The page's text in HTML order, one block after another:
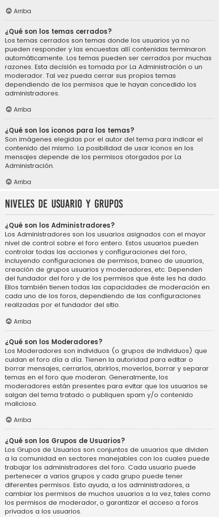
Arriba
¿Qué son los temas cerrados?
Los temas cerrados son temas donde los usuarios ya no
pueden responder y las encuestas allí contenidas terminaron
automáticamente. Los temas pueden ser cerrados por muchas
razones. Esta decisión es tomada por La Administración o un
moderador. Tal vez pueda cerrar sus propios temas
dependiendo de los permisos que le hayan concedido los
administradores.
Arriba
¿Qué son los iconos para los temas?
Son imágenes elegidas por el autor del tema para indicar el
contenido del mismo. La posibilidad de usar iconos en los
mensajes depende de los permisos otorgados por La
Administración.
Arriba
Niveles de usuario y grupos
¿Qué son los Administradores?
Los Administradores son los usuarios asignados con el mayor
nivel de control sobre el foro entero. Estos usuarios pueden
controlar todas las acciones y configuraciones del foro,
incluyendo configuraciones de permisos, baneo de usuarios,
creación de grupos usuarios y moderadores, etc. Dependen
del fundador del foro y de los permisos que éste les ha dado.
Ellos también tienen todas las capacidades de moderación en
cada uno de los foros, dependiendo de las configuraciones
realizadas por el fundador del sitio.
Arriba
¿Qué son los Moderadores?
Los Moderadores son individuos (o grupos de individuos) que
cuidan el foro día a día. Tienen la autoridad para editar o
borrar mensajes, cerrarlos, abrirlos, moverlos, borrar y separar
temas en el foro que moderan. Generalmente, los
moderadores están presentes para evitar que los usuarios se
salgan del tema tratado o publiquen spam y/o contenido
malicioso.
Arriba
¿Qué son los Grupos de Usuarios?
Los Grupos de Usuarios son conjuntos de usuarios que dividen
a la comunidad en sectores manejables con los cuales puede
trabajar los administradores del foro. Cada usuario puede
pertenecer a varios grupos y cada grupo puede tener
diferentes permisos. Esto ayuda, a los administradores, a
cambiar los permisos de muchos usuarios a la vez, tales como
los permisos de moderador, o garantizar el acceso a foros
privados a los usuarios.